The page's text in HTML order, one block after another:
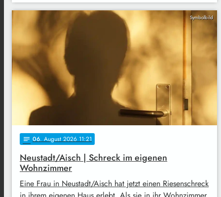
Symbolbild
notes 06. August 2026 11:21
Neustadt/Aisch | Schreck im eigenen
Wohnzimmer
Eine Frau in Neustadt/Aisch hat jetzt einen Riesenschreck